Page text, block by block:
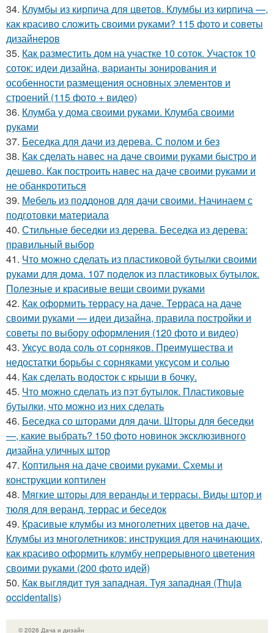
34. Клумбы из кирпича для цветов. Клумбы из кирпича —,
как красиво сложить своими руками? 115 фото и советы
дизайнеров
35. Как разместить дом на участке 10 соток. Участок 10
соток: идеи дизайна, варианты зонирования и
особенности размещения основных элементов и
строений (115 фото + видео)
36. Клумба у дома своими руками. Клумба своими
руками
37. Беседка для дачи из дерева. С полом и без
38. Как сделать навес на даче своими руками быстро и
дешево. Как построить навес на даче своими руками и
не обанкротиться
39. Мебель из поддонов для дачи своими. Начинаем с
подготовки материала
40. Стильные беседки из дерева. Беседка из дерева:
правильный выбор
41. Что можно сделать из пластиковой бутылки своими
руками для дома. 107 поделок из пластиковых бутылок.
Полезные и красивые вещи своими руками
42. Как оформить террасу на даче. Терраса на даче
своими руками — идеи дизайна, правила постройки и
советы по выбору оформления (120 фото и видео)
43. Уксус вода соль от сорняков. Преимущества и
недостатки борьбы с сорняками уксусом и солью
44. Как сделать водосток с крыши в бочку.
45. Что можно сделать из пэт бутылок. Пластиковые
бутылки, что можно из них сделать
46. Беседка со шторами для дачи. Шторы для беседки
—, какие выбрать? 150 фото новинок эксклюзивного
дизайна уличных штор
47. Коптильня на даче своими руками. Схемы и
конструкции коптилен
48. Мягкие шторы для веранды и террасы. Виды штор и
тюля для веранд, террас и беседок
49. Красивые клумбы из многолетних цветов на даче.
Клумбы из многолетников: инструкция для начинающих,
как красиво оформить клумбу непрерывного цветения
своими руками (200 фото идей)
50. Как выглядит туя западная. Туя западная (Thuja
occidentalis)
© 2026 Дача и дизайн